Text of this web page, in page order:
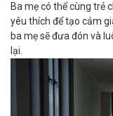
Ba mẹ có thể cùng trẻ
yêu thích để tạo cảm
ba mẹ sẽ đưa đón và
lại.